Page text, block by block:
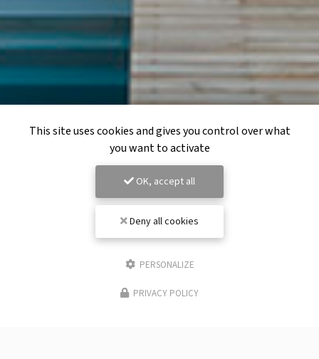
This site uses cookies and gives you control over what
you want to activate
OK, accept all
Deny all cookies
PERSONALIZE
PRIVACY POLICY